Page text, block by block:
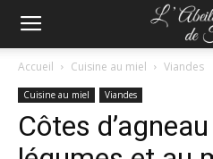
Accueil Cuisine au miel Viandes
Cuisine au miel Viandes
Côtes